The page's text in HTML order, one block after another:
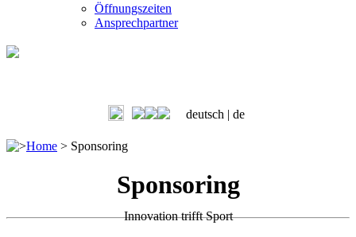
Öffnungszeiten
Ansprechpartner
deutsch | de
>Home > Sponsoring
Sponsoring
Innovation trifft Sport